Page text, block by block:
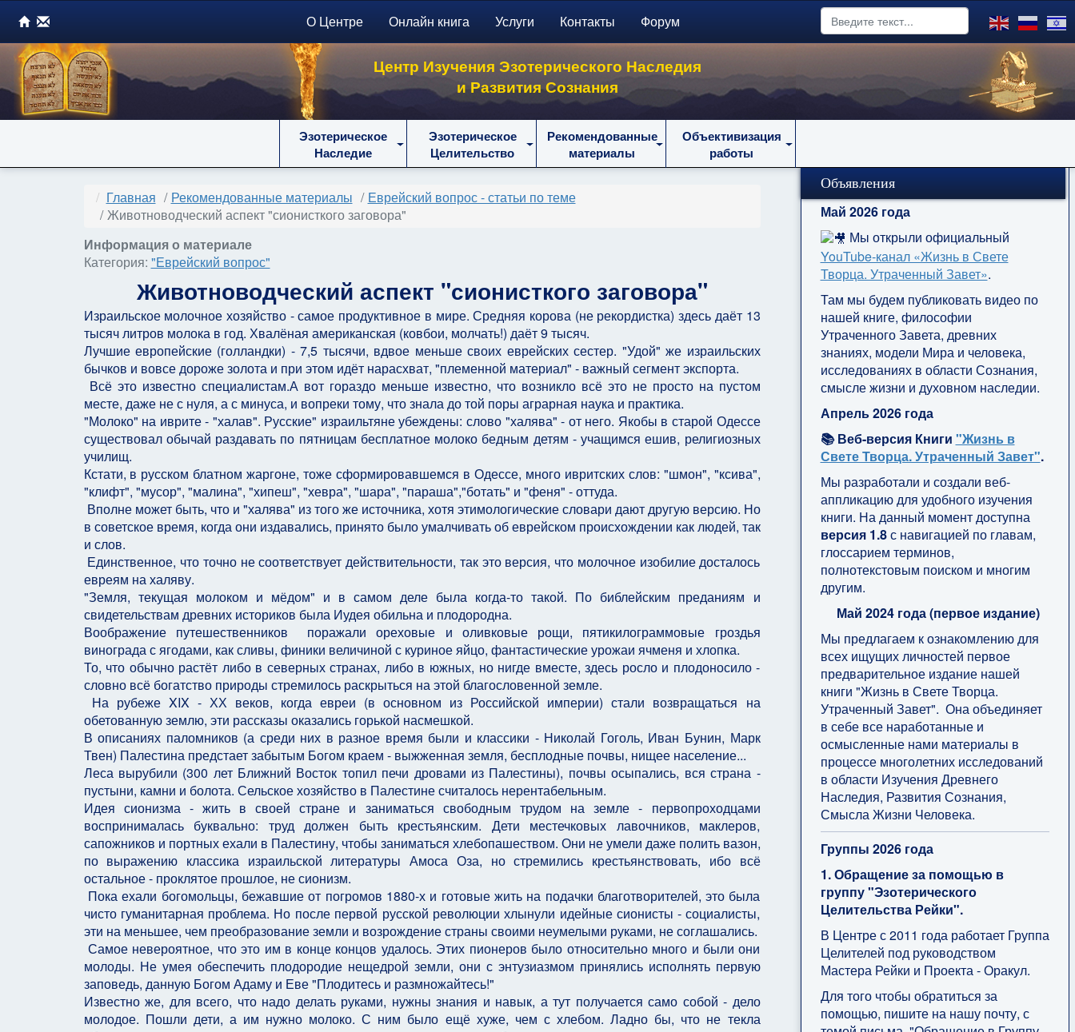
О Центре Онлайн книга Услуги Контакты Форум
Центр Изучения Эзотерического Наследия
и Развития Сознания
Эзотерическое
Наследие
Эзотерическое
Целительство
Рекомендованные
материалы
Объективизация
работы
Главная Рекомендованные материалы
Еврейский вопрос - статьи по теме
Животноводческий аспект "сионисткого заговора"
Информация о материале
Категория: "Еврейский вопрос"
Животноводческий аспект "сионисткого заговора"
Израильское молочное хозяйство - самое продуктивное в мире. Средняя корова (не рекордистка) здесь даёт 13
тысяч литров молока в год. Хвалёная американская (ковбои, молчать!) даёт 9 тысяч.
Лучшие европейские (голландки) - 7,5 тысячи, вдвое меньше своих еврейских сестер. "Удой" же израильских
бычков и вовсе дороже золота и при этом идёт нарасхват, "племенной материал" - важный сегмент экспорта.
Всё это известно специалистам.А вот гораздо меньше известно, что возникло всё это не просто на пустом
месте, даже не с нуля, а с минуса, и вопреки тому, что знала до той поры аграрная наука и практика.
"Молоко" на иврите - "халав". Русские" израильтяне убеждены: слово "халява" - от него. Якобы в старой Одессе
существовал обычай раздавать по пятницам бесплатное молоко бедным детям - учащимся ешив, религиозных
училищ.
Кстати, в русском блатном жаргоне, тоже сформировавшемся в Одессе, много ивритских слов: "шмон", "ксива",
"клифт", "мусор", "малина", "хипеш", "хевра", "шара", "параша","ботать" и "феня" - оттуда.
Вполне может быть, что и "халява" из того же источника, хотя этимологические словари дают другую версию. Но
в советское время, когда они издавались, принято было умалчивать об еврейском происхождении как людей, так
и слов.
Единственное, что точно не соответствует действительности, так это версия, что молочное изобилие досталось
евреям на халяву.
"Земля, текущая молоком и мёдом" и в самом деле была когда-то такой. По библейским преданиям и
свидетельствам древних историков была Иудея обильна и плодородна.
Воображение путешественников поражали ореховые и оливковые рощи, пятикилограммовые гроздья
винограда с ягодами, как сливы, финики величиной с куриное яйцо, фантастические урожаи ячменя и хлопка.
То, что обычно растёт либо в северных странах, либо в южных, но нигде вместе, здесь росло и плодоносило -
словно всё богатство природы стремилось раскрыться на этой благословенной земле.
На рубеже XIX - ХХ веков, когда евреи (в основном из Российской империи) стали возвращаться на
обетованную землю, эти рассказы оказались горькой насмешкой.
В описаниях паломников (а среди них в разное время были и классики - Николай Гоголь, Иван Бунин, Марк
Твен) Палестина предстает забытым Богом краем - выжженная земля, бесплодные почвы, нищее население...
Леса вырубили (300 лет Ближний Восток топил печи дровами из Палестины), почвы осыпались, вся страна -
пустыни, камни и болота. Сельское хозяйство в Палестине считалось нерентабельным.
Идея сионизма - жить в своей стране и заниматься свободным трудом на земле - первопроходцами
воспринималась буквально: труд должен быть крестьянским. Дети местечковых лавочников, маклеров,
сапожников и портных ехали в Палестину, чтобы заниматься хлебопашеством. Они не умели даже полить вазон,
по выражению классика израильской литературы Амоса Оза, но стремились крестьянствовать, ибо всё
остальное - проклятое прошлое, не сионизм.
Пока ехали богомольцы, бежавшие от погромов 1880-х и готовые жить на подачки благотворителей, это была
чисто гуманитарная проблема. Но после первой русской революции хлынули идейные сионисты - социалисты,
эти на меньшее, чем преобразование земли и возрождение страны своими неумелыми руками, не соглашались.
Самое невероятное, что это им в конце концов удалось. Этих пионеров было относительно много и были они
молоды. Не умея обеспечить плодородие нещедрой земли, они с энтузиазмом принялись исполнять первую
заповедь, данную Богом Адаму и Еве "Плодитесь и размножайтесь!"
Известно же, для всего, что надо делать руками, нужны знания и навык, а тут получается само собой - дело
молодое. Пошли дети, а им нужно молоко. С ним было ещё хуже, чем с хлебом. Ладно бы, что не текла
Объявления
Май 2026 года
Мы открыли официальный
YouTube‑канал «Жизнь в Свете
Творца. Утраченный Завет».
Там мы будем публиковать видео по
нашей книге, философии
Утраченного Завета, древних
знаниях, модели Мира и человека,
исследованиях в области Сознания,
смысле жизни и духовном наследии.
Апрель 2026 года
📚 Веб-версия Книги "Жизнь в
Свете Творца. Утраченный Завет".
Мы разработали и создали веб-
аппликацию для удобного изучения
книги. На данный момент доступна
версия 1.8с навигацией по главам,
глоссарием терминов,
полнотекстовым поиском и многим
другим.
Май 2024 года (первое издание)
Мы предлагаем к ознакомлению для
всех ищущих личностей первое
предварительное издание нашей
книги "Жизнь в Свете Творца.
Утраченный Завет". Она объединяет
в себе все наработанные и
осмысленные нами материалы в
процессе многолетних исследований
в области Изучения Древнего
Наследия, Развития Сознания,
Смысла Жизни Человека.
Группы 2026 года
1. Обращение за помощью в
группу "Эзотерического
Целительства Рейки".
В Центре с 2011 года работает Группа
Целителей под руководством
Мастера Рейки и Проекта - Оракул.
Для того чтобы обратиться за
помощью, пишите на нашу почту, с